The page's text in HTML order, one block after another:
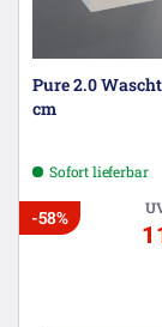
Pure 2.0
cm
Sofort lieferbar
-58%